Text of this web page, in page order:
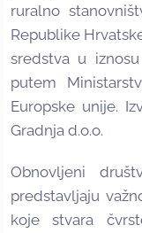
ruralno
Republike
sredstva u
putem
Europske unije.
Gradnja d.o.o.
Obnovljeni
predstavljaju
koje stvara